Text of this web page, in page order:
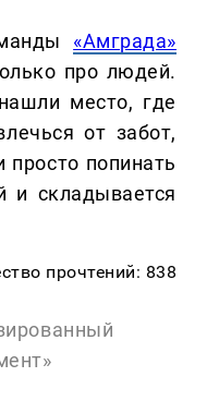
«Амграда»
про людей.
место, где
от забот,
просто попинать
и складывается
прочтений: 838